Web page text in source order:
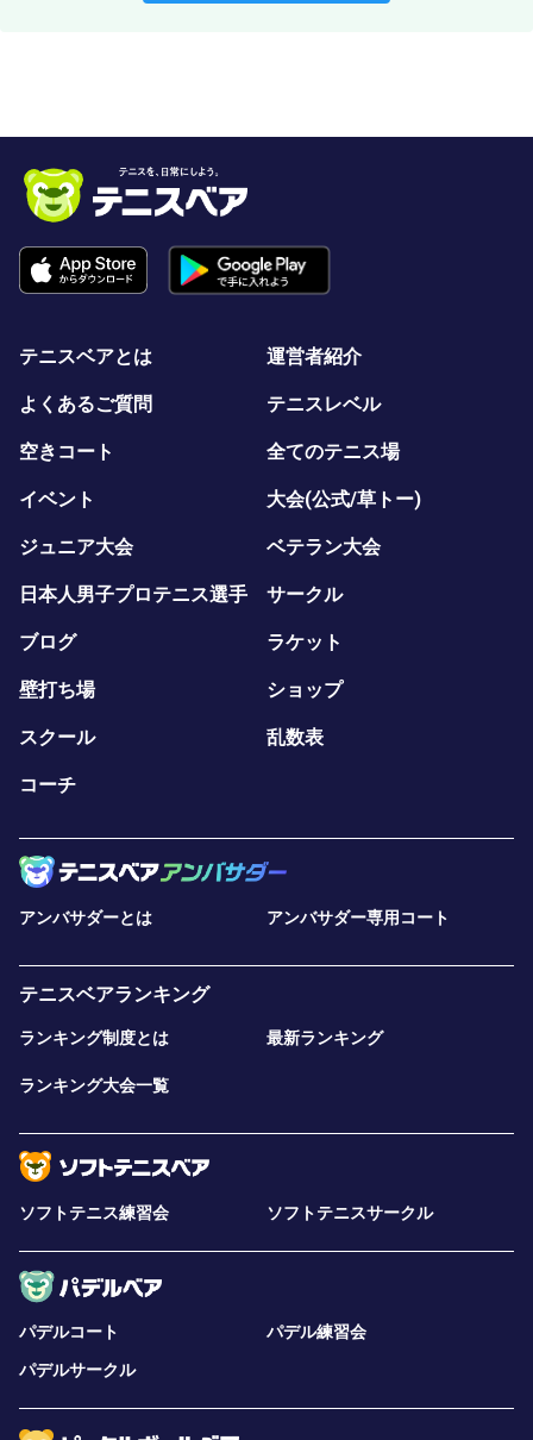
テニスベアとは 運営者紹介
よくあるご質問 テニスレベル
空きコート 全てのテニス場
イベント 大会(公式/草トー)
ジュニア大会 ベテラン大会
日本人男子プロテニス選手 サークル
ブログ ラケット
壁打ち場 ショップ
スクール 乱数表
コーチ
アンバサダーとは アンバサダー専用コート
テニスベアランキング
ランキング制度とは 最新ランキング
ランキング大会一覧
ソフトテニス練習会 ソフトテニスサークル
パデルコート
パデル練習会
パデルサークル